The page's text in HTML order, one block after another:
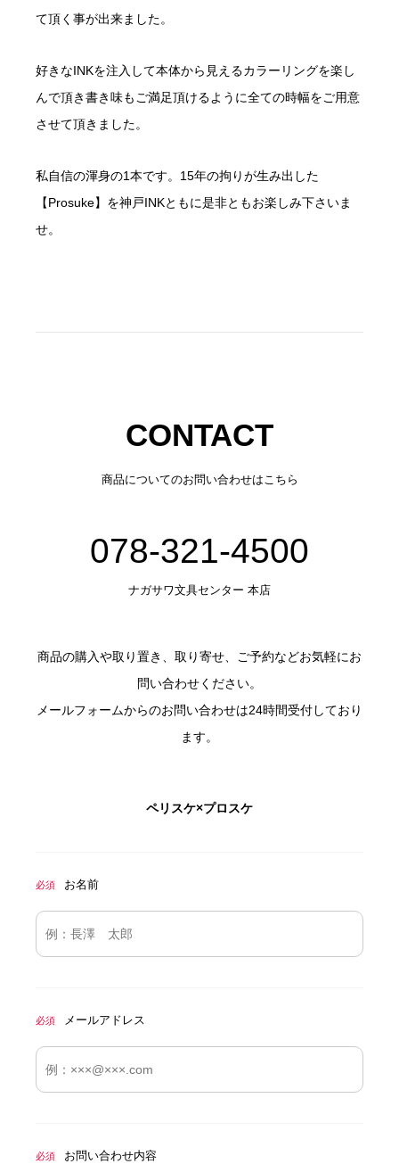
て頂く事が出来ました。
好きなINKを注入して本体から見えるカラーリングを楽し
んで頂き書き味もご満足頂けるように全ての時幅をご用意
させて頂きました。
私自信の渾身の1本です。15年の拘りが生み出した
【Prosuke】を神戸INKともに是非ともお楽しみ下さいま
せ。
CONTACT
商品についてのお問い合わせはこちら
078-321-4500
ナガサワ文具センター 本店
商品の購入や取り置き、取り寄せ、ご予約などお気軽にお
問い合わせください。
メールフォームからのお問い合わせは24時間受付しており
ます。
ペリスケ×プロスケ
必須 お名前
必須 メールアドレス
必須 お問い合わせ内容